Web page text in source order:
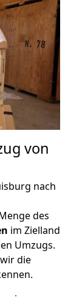
von
nach
des
im Zielland
Umzugs.
die